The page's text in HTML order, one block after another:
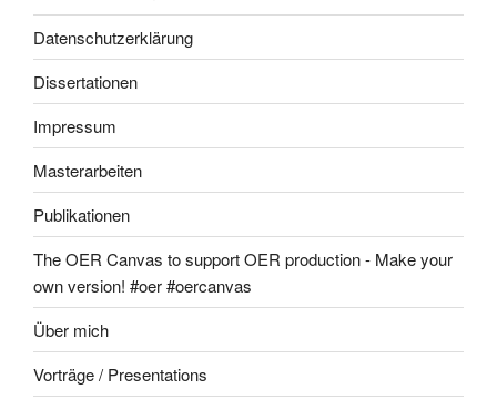
Datenschutzerklärung
Dissertationen
Impressum
Masterarbeiten
Publikationen
The OER Canvas to support OER production - Make your
own version! #oer #oercanvas
Über mich
Vorträge / Presentations